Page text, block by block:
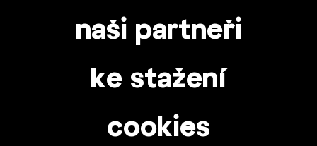
naši partneři
ke stažení
cookies